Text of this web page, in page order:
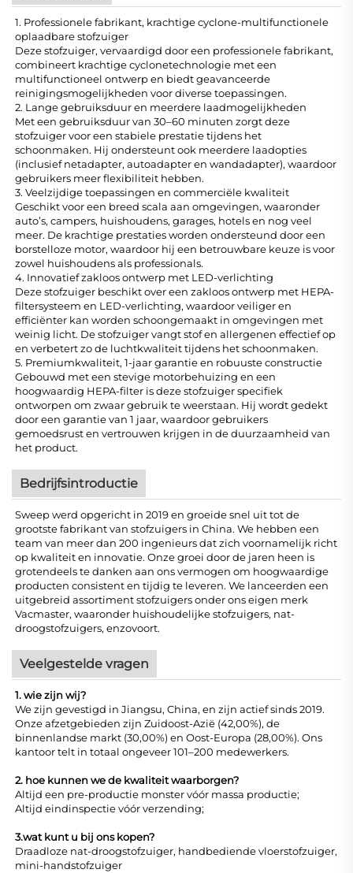
1. Professionele fabrikant, krachtige cyclone-multifunctionele
oplaadbare stofzuiger
Deze stofzuiger, vervaardigd door een professionele fabrikant,
combineert krachtige cyclonetechnologie met een
multifunctioneel ontwerp en biedt geavanceerde
reinigingsmogelijkheden voor diverse toepassingen.
2. Lange gebruiksduur en meerdere laadmogelijkheden
Met een gebruiksduur van 30–60 minuten zorgt deze
stofzuiger voor een stabiele prestatie tijdens het
schoonmaken. Hij ondersteunt ook meerdere laadopties
(inclusief netadapter, autoadapter en wandadapter), waardoor
gebruikers meer flexibiliteit hebben.
3. Veelzijdige toepassingen en commerciële kwaliteit
Geschikt voor een breed scala aan omgevingen, waaronder
auto’s, campers, huishoudens, garages, hotels en nog veel
meer. De krachtige prestaties worden ondersteund door een
borstelloze motor, waardoor hij een betrouwbare keuze is voor
zowel huishoudens als professionals.
4. Innovatief zakloos ontwerp met LED-verlichting
Deze stofzuiger beschikt over een zakloos ontwerp met HEPA-
filtersysteem en LED-verlichting, waardoor veiliger en
efficiënter kan worden schoongemaakt in omgevingen met
weinig licht. De stofzuiger vangt stof en allergenen effectief op
en verbetert zo de luchtkwaliteit tijdens het schoonmaken.
5. Premiumkwaliteit, 1-jaar garantie en robuuste constructie
Gebouwd met een stevige motorbehuizing en een
hoogwaardig HEPA-filter is deze stofzuiger specifiek
ontworpen om zwaar gebruik te weerstaan. Hij wordt gedekt
door een garantie van 1 jaar, waardoor gebruikers
gemoedsrust en vertrouwen krijgen in de duurzaamheid van
het product.
Bedrijfsintroductie
Sweep werd opgericht in 2019 en groeide snel uit tot de
grootste fabrikant van stofzuigers in China. We hebben een
team van meer dan 200 ingenieurs dat zich voornamelijk richt
op kwaliteit en innovatie. Onze groei door de jaren heen is
grotendeels te danken aan ons vermogen om hoogwaardige
producten consistent en tijdig te leveren. We lanceerden een
uitgebreid assortiment stofzuigers onder ons eigen merk
Vacmaster, waaronder huishoudelijke stofzuigers, nat-
droogstofzuigers, enzovoort.
Veelgestelde vragen
1. wie zijn wij?
We zijn gevestigd in Jiangsu, China, en zijn actief sinds 2019.
Onze afzetgebieden zijn Zuidoost-Azië (42,00%), de
binnenlandse markt (30,00%) en Oost-Europa (28,00%). Ons
kantoor telt in totaal ongeveer 101–200 medewerkers.
2. hoe kunnen we de kwaliteit waarborgen?
Altijd een pre-productie monster vóór massa productie;
Altijd eindinspectie vóór verzending;
3.wat kunt u bij ons kopen?
Draadloze nat-droogstofzuiger, handbediende vloerstofzuiger,
mini-handstofzuiger